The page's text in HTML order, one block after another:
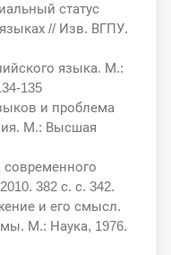
статус
// Изв. ВГПУ.
языка. М.:
135
и проблема
М.: Высшая
382 с. с. 342.
и его смысл.
М.: Наука, 1976.